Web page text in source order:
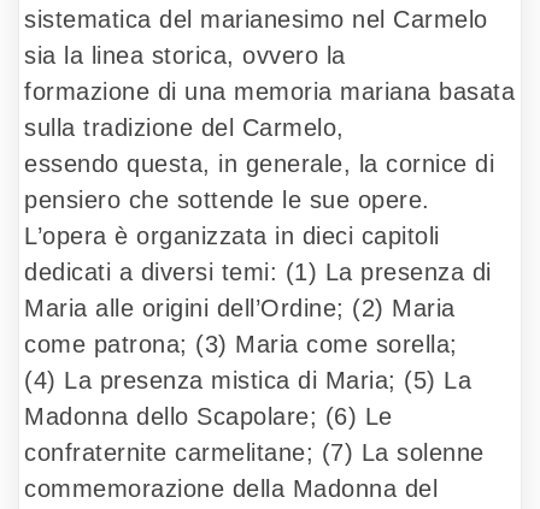
sistematica del marianesimo nel Carmelo
sia la linea storica, ovvero la
formazione di una memoria mariana basata
sulla tradizione del Carmelo,
essendo questa, in generale, la cornice di
pensiero che sottende le sue opere.
L’opera è organizzata in dieci capitoli
dedicati a diversi temi: (1) La presenza di
Maria alle origini dell’Ordine; (2) Maria
come patrona; (3) Maria come sorella;
(4) La presenza mistica di Maria; (5) La
Madonna dello Scapolare; (6) Le
confraternite carmelitane; (7) La solenne
commemorazione della Madonna del